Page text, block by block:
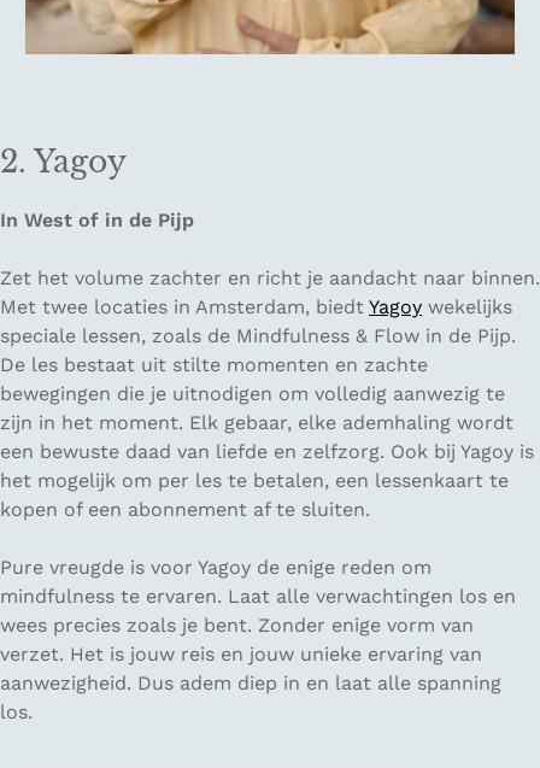
2. Yagoy
In West of in de Pijp
Zet het volume zachter en richt je aandacht naar binnen.
Met twee locaties in Amsterdam, biedt Yagoy wekelijks
speciale lessen, zoals de Mindfulness & Flow in de Pijp.
De les bestaat uit stilte momenten en zachte
bewegingen die je uitnodigen om volledig aanwezig te
zijn in het moment. Elk gebaar, elke ademhaling wordt
een bewuste daad van liefde en zelfzorg. Ook bij Yagoy is
het mogelijk om per les te betalen, een lessenkaart te
kopen of een abonnement af te sluiten.
Pure vreugde is voor Yagoy de enige reden om
mindfulness te ervaren. Laat alle verwachtingen los en
wees precies zoals je bent. Zonder enige vorm van
verzet. Het is jouw reis en jouw unieke ervaring van
aanwezigheid. Dus adem diep in en laat alle spanning
los.